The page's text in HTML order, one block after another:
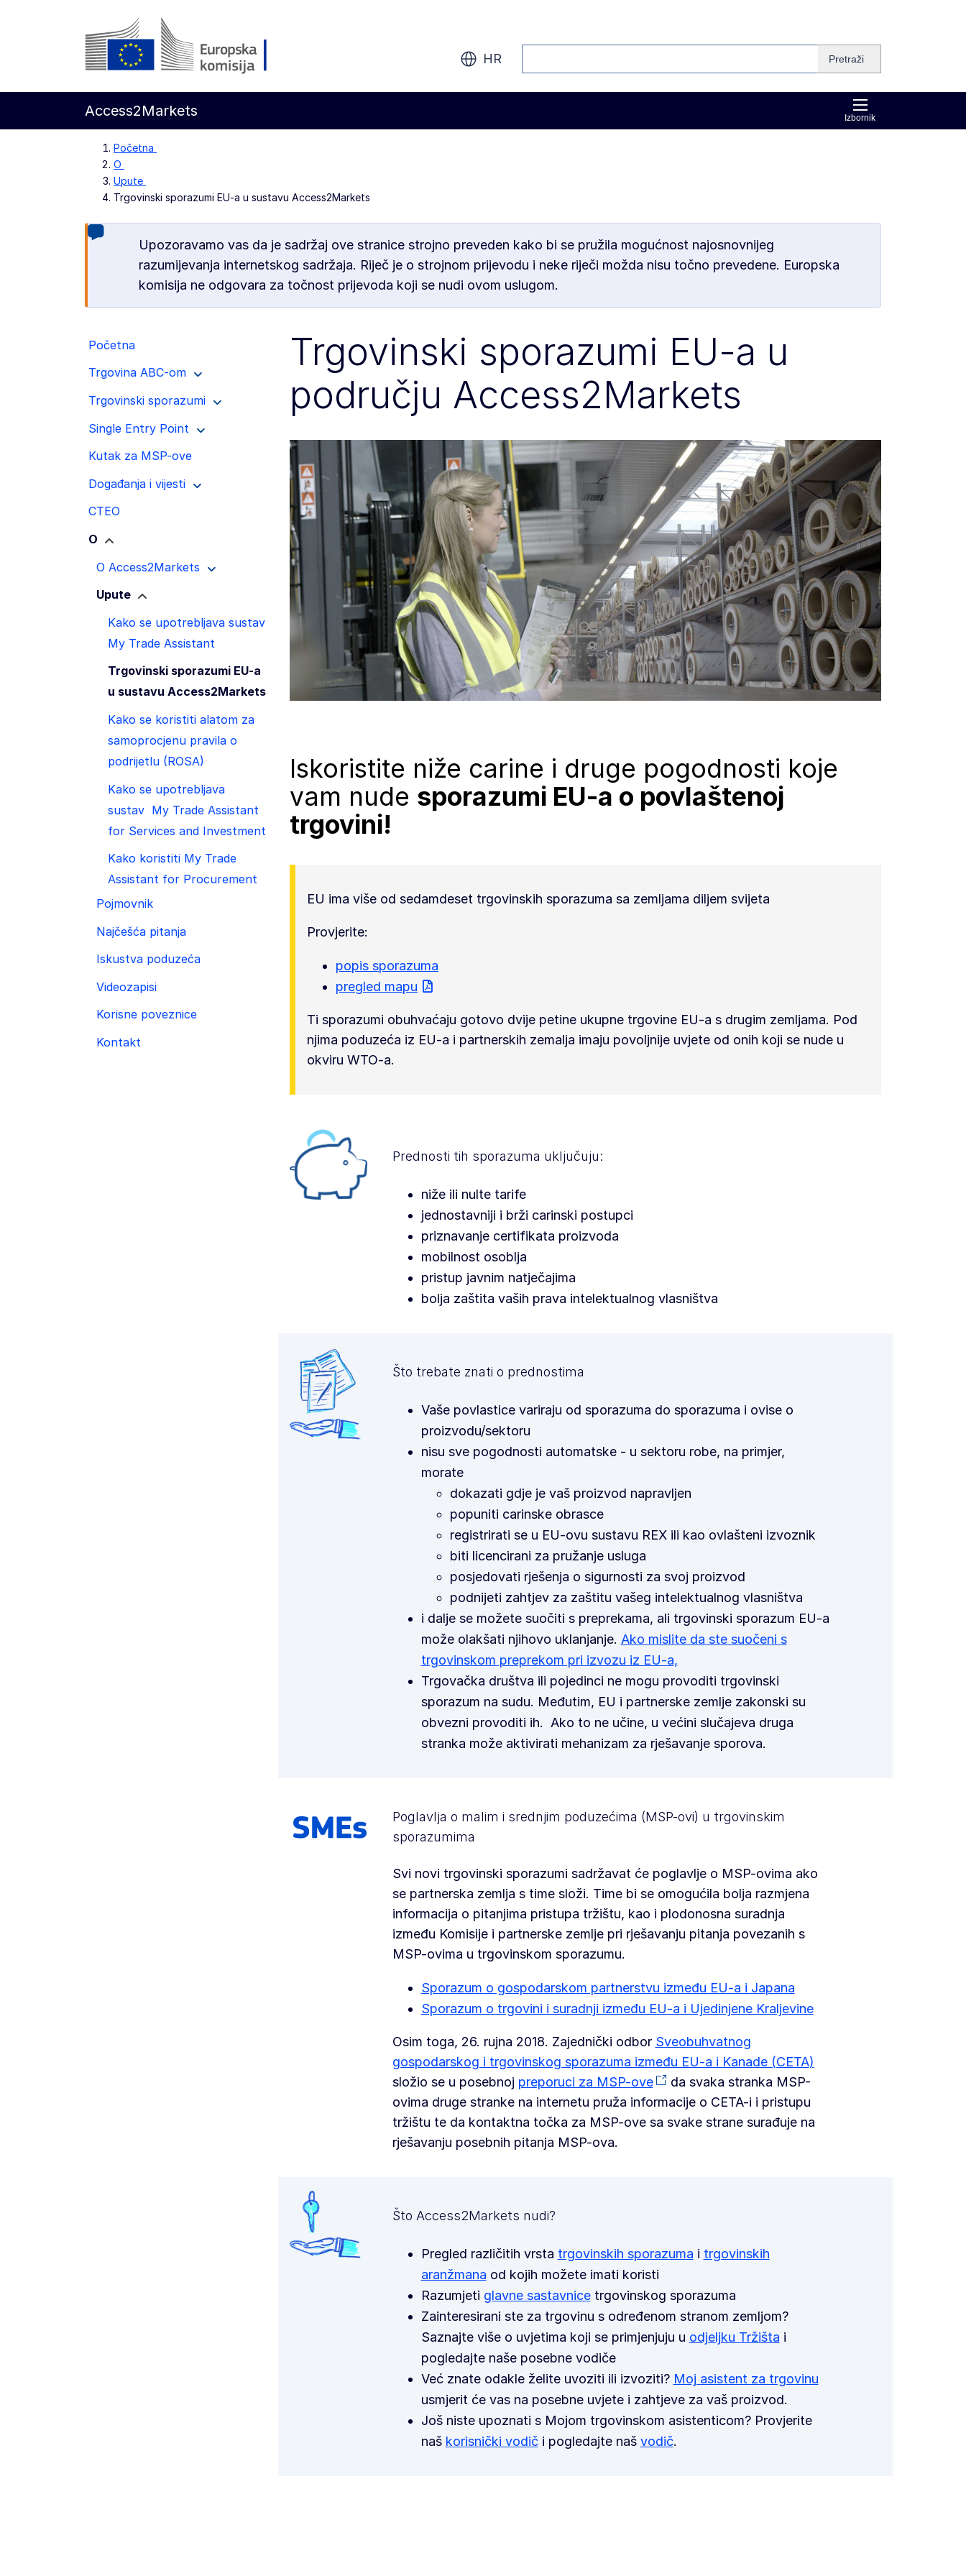
Prijeđi na glavni sadržaj
HR Pretraži
Izbornik
Access2Markets
Početna
O
Upute
Trgovinski sporazumi EU-a u sustavu Access2Markets
Upozoravamo vas da je sadržaj ove stranice strojno preveden kako bi se pružila mogućnost najosnovnijeg
razumijevanja internetskog sadržaja. Riječ je o strojnom prijevodu i neke riječi možda nisu točno prevedene. Europska
komisija ne odgovara za točnost prijevoda koji se nudi ovom uslugom.
Početna
Trgovina ABC-om
Trgovinski sporazumi
Single Entry Point
Kutak za MSP-ove
Događanja i vijesti
CTEO
O
O Access2Markets
Upute
Kako se upotrebljava sustav
My Trade Assistant
Trgovinski sporazumi EU-a
u sustavu Access2Markets
Kako se koristiti alatom za
samoprocjenu pravila o
podrijetlu (ROSA)
Kako se upotrebljava
sustav My Trade Assistant
for Services and Investment
Kako koristiti My Trade
Assistant for Procurement
Pojmovnik
Najčešća pitanja
Iskustva poduzeća
Videozapisi
Korisne poveznice
Kontakt
Trgovinski sporazumi EU-a u
području Access2Markets
Iskoristite niže carine i druge pogodnosti koje
vam nude sporazumi EU-a o povlaštenoj
trgovini!
EU ima više od sedamdeset trgovinskih sporazuma sa zemljama diljem svijeta
Provjerite:
popis sporazuma
pregled mapu
Ti sporazumi obuhvaćaju gotovo dvije petine ukupne trgovine EU-a s drugim zemljama. Pod
njima poduzeća iz EU-a i partnerskih zemalja imaju povoljnije uvjete od onih koji se nude u
okviru WTO-a.
Prednosti tih sporazuma uključuju:
niže ili nulte tarife
jednostavniji i brži carinski postupci
priznavanje certifikata proizvoda
mobilnost osoblja
pristup javnim natječajima
bolja zaštita vaših prava intelektualnog vlasništva
Što trebate znati o prednostima
Vaše povlastice variraju od sporazuma do sporazuma i ovise o
proizvodu/sektoru
nisu sve pogodnosti automatske - u sektoru robe, na primjer,
morate
dokazati gdje je vaš proizvod napravljen
popuniti carinske obrasce
registrirati se u EU-ovu sustavu REX ili kao ovlašteni izvoznik
biti licencirani za pružanje usluga
posjedovati rješenja o sigurnosti za svoj proizvod
podnijeti zahtjev za zaštitu vašeg intelektualnog vlasništva
i dalje se možete suočiti s preprekama, ali trgovinski sporazum EU-a
može olakšati njihovo uklanjanje. Ako mislite da ste suočeni s
trgovinskom preprekom pri izvozu iz EU-a,
Trgovačka društva ili pojedinci ne mogu provoditi trgovinski
sporazum na sudu. Međutim, EU i partnerske zemlje zakonski su
obvezni provoditi ih. Ako to ne učine, u većini slučajeva druga
stranka može aktivirati mehanizam za rješavanje sporova.
Poglavlja o malim i srednjim poduzećima (MSP-ovi) u trgovinskim
sporazumima
Svi novi trgovinski sporazumi sadržavat će poglavlje o MSP-ovima ako
se partnerska zemlja s time složi. Time bi se omogućila bolja razmjena
informacija o pitanjima pristupa tržištu, kao i plodonosna suradnja
između Komisije i partnerske zemlje pri rješavanju pitanja povezanih s
MSP-ovima u trgovinskom sporazumu.
Sporazum o gospodarskom partnerstvu između EU-a i Japana
Sporazum o trgovini i suradnji između EU-a i Ujedinjene Kraljevine
Osim toga, 26. rujna 2018. Zajednički odbor Sveobuhvatnog
gospodarskog i trgovinskog sporazuma između EU-a i Kanade (CETA)
složio se u posebnoj preporuci za MSP-ove
da svaka stranka MSP-
ovima druge stranke na internetu pruža informacije o CETA-i i pristupu
tržištu te da kontaktna točka za MSP-ove sa svake strane surađuje na
rješavanju posebnih pitanja MSP-ova.
Što Access2Markets nudi?
Pregled različitih vrsta trgovinskih sporazuma i trgovinskih
aranžmana od kojih možete imati koristi
Razumjeti glavne sastavnicetrgovinskog sporazuma
Zainteresirani ste za trgovinu s određenom stranom zemljom?
Saznajte više o uvjetima koji se primjenjuju u odjeljku Tržišta i
pogledajte naše posebne vodiče
Već znate odakle želite uvoziti ili izvoziti? Moj asistent za trgovinu
usmjerit će vas na posebne uvjete i zahtjeve za vaš proizvod.
Još niste upoznati s Mojom trgovinskom asistenticom? Provjerite
naš korisnički vodiči pogledajte naš vodič.